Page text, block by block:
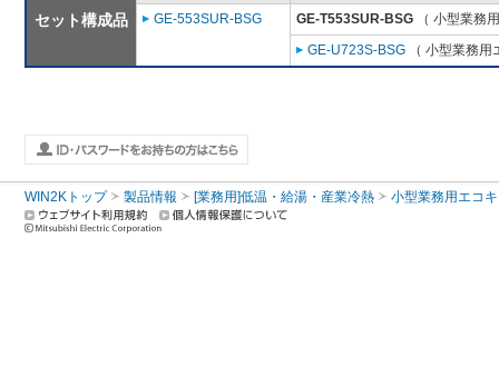
セット構成品
GE-553SUR-BSG
GE-T553SUR-BSG （ 小型業務
GE-U723S-BSG （ 小型業務
WIN2Kトップ 製品情報 [業務用]低温・給湯・産業冷熱 小型業務用エコ